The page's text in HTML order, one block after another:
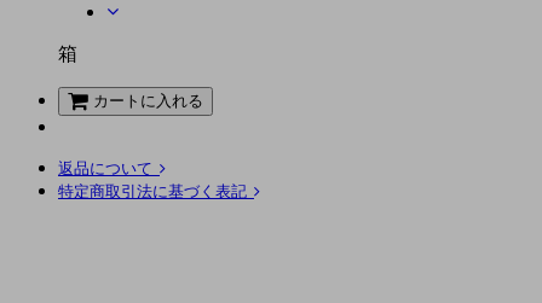
箱
カートに入れる
返品について
特定商取引法に基づく表記